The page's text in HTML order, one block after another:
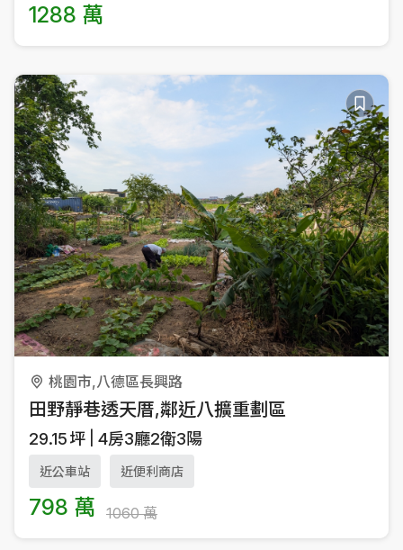
1288 萬
桃園市,八德區長興路
田野靜巷透天厝,鄰近八擴重劃區
29.15坪 4房3廳2衛3陽
近公車站 近便利商店
798 萬 1060 萬